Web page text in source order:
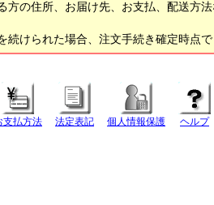
方の住所、お届け先、お支払、配送方
続けられた場合、注文手続き確定時点で
支払方法 法定表記 個人情報保護 ヘルプ